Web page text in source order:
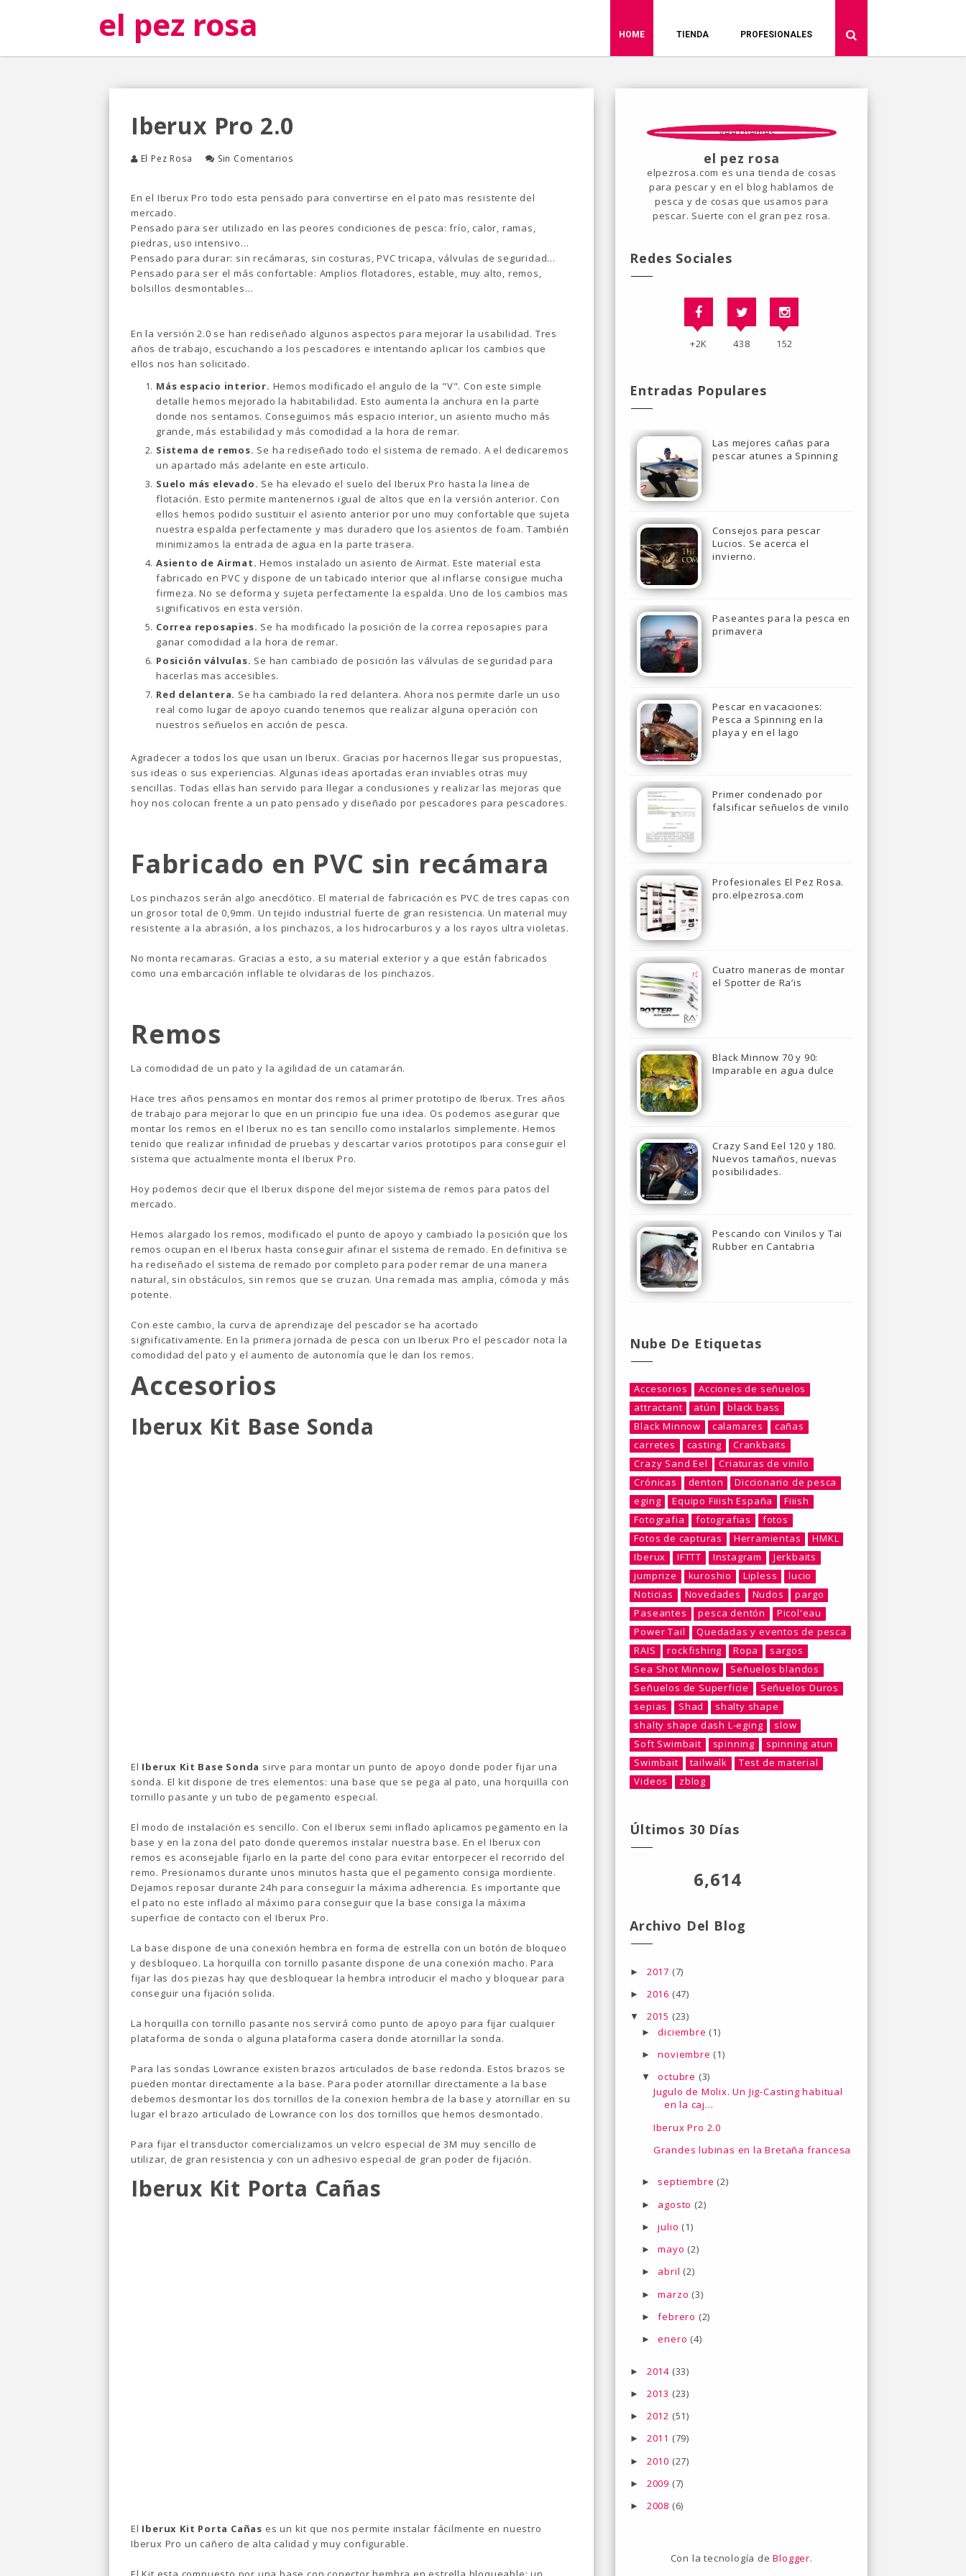
el pez rosa HOME TIENDA PROFESIONALES
Iberux Pro 2.0
El Pez Rosa Sin Comentarios
En el Iberux Pro todo esta pensado para convertirse en el pato mas resistente del
mercado.
Pensado para ser utilizado en las peores condiciones de pesca: frío, calor, ramas,
piedras, uso intensivo…
Pensado para durar: sin recámaras, sin costuras, PVC tricapa, válvulas de seguridad…
Pensado para ser el más confortable: Amplios flotadores, estable, muy alto, remos,
bolsillos desmontables…
En la versión 2.0 se han rediseñado algunos aspectos para mejorar la usabilidad. Tres
años de trabajo, escuchando a los pescadores e intentando aplicar los cambios que
ellos nos han solicitado.
Más espacio interior. Hemos modificado el angulo de la "V". Con este simple
detalle hemos mejorado la habitabilidad. Esto aumenta la anchura en la parte
donde nos sentamos. Conseguimos más espacio interior, un asiento mucho más
grande, más estabilidad y más comodidad a la hora de remar.
Sistema de remos. Se ha rediseñado todo el sistema de remado. A el dedicaremos
un apartado más adelante en este articulo.
Suelo más elevado. Se ha elevado el suelo del Iberux Pro hasta la linea de
flotación. Esto permite mantenernos igual de altos que en la versión anterior. Con
ellos hemos podido sustituir el asiento anterior por uno muy confortable que sujeta
nuestra espalda perfectamente y mas duradero que los asientos de foam. También
minimizamos la entrada de agua en la parte trasera.
Asiento de Airmat. Hemos instalado un asiento de Airmat. Este material esta
fabricado en PVC y dispone de un tabicado interior que al inflarse consigue mucha
firmeza. No se deforma y sujeta perfectamente la espalda. Uno de los cambios mas
significativos en esta versión.
Correa reposapies. Se ha modificado la posición de la correa reposapies para
ganar comodidad a la hora de remar.
Posición válvulas. Se han cambiado de posición las válvulas de seguridad para
hacerlas mas accesibles.
Red delantera. Se ha cambiado la red delantera. Ahora nos permite darle un uso
real como lugar de apoyo cuando tenemos que realizar alguna operación con
nuestros señuelos en acción de pesca.
Agradecer a todos los que usan un Iberux. Gracias por hacernos llegar sus propuestas,
sus ideas o sus experiencias. Algunas ideas aportadas eran inviables otras muy
sencillas. Todas ellas han servido para llegar a conclusiones y realizar las mejoras que
hoy nos colocan frente a un pato pensado y diseñado por pescadores para pescadores.
Fabricado en PVC sin recámara
Los pinchazos serán algo anecdótico. El material de fabricación es PVC de tres capas con
un grosor total de 0,9mm. Un tejido industrial fuerte de gran resistencia. Un material muy
resistente a la abrasión, a los pinchazos, a los hidrocarburos y a los rayos ultra violetas.
No monta recamaras. Gracias a esto, a su material exterior y a que están fabricados
como una embarcación inflable te olvidaras de los pinchazos.
Remos
La comodidad de un pato y la agilidad de un catamarán.
Hace tres años pensamos en montar dos remos al primer prototipo de Iberux. Tres años
de trabajo para mejorar lo que en un principio fue una idea. Os podemos asegurar que
montar los remos en el Iberux no es tan sencillo como instalarlos simplemente. Hemos
tenido que realizar infinidad de pruebas y descartar varios prototipos para conseguir el
sistema que actualmente monta el Iberux Pro.
Hoy podemos decir que el Iberux dispone del mejor sistema de remos para patos del
mercado.
Hemos alargado los remos, modificado el punto de apoyo y cambiado la posición que los
remos ocupan en el Iberux hasta conseguir afinar el sistema de remado. En definitiva se
ha rediseñado el sistema de remado por completo para poder remar de una manera
natural, sin obstáculos, sin remos que se cruzan. Una remada mas amplia, cómoda y más
potente.
Con este cambio, la curva de aprendizaje del pescador se ha acortado
significativamente. En la primera jornada de pesca con un Iberux Pro el pescador nota la
comodidad del pato y el aumento de autonomía que le dan los remos.
Accesorios
Iberux Kit Base Sonda
El Iberux Kit Base Sonda sirve para montar un punto de apoyo donde poder fijar una
sonda. El kit dispone de tres elementos: una base que se pega al pato, una horquilla con
tornillo pasante y un tubo de pegamento especial.
El modo de instalación es sencillo. Con el Iberux semi inflado aplicamos pegamento en la
base y en la zona del pato donde queremos instalar nuestra base. En el Iberux con
remos es aconsejable fijarlo en la parte del cono para evitar entorpecer el recorrido del
remo. Presionamos durante unos minutos hasta que el pegamento consiga mordiente.
Dejamos reposar durante 24h para conseguir la máxima adherencia. Es importante que
el pato no este inflado al máximo para conseguir que la base consiga la máxima
superficie de contacto con el Iberux Pro.
La base dispone de una conexión hembra en forma de estrella con un botón de bloqueo
y desbloqueo. La horquilla con tornillo pasante dispone de una conexión macho. Para
fijar las dos piezas hay que desbloquear la hembra introducir el macho y bloquear para
conseguir una fijación solida.
La horquilla con tornillo pasante nos servirá como punto de apoyo para fijar cualquier
plataforma de sonda o alguna plataforma casera donde atornillar la sonda.
Para las sondas Lowrance existen brazos articulados de base redonda. Estos brazos se
pueden montar directamente a la base. Para poder atornillar directamente a la base
debemos desmontar los dos tornillos de la conexion hembra de la base y atornillar en su
lugar el brazo articulado de Lowrance con los dos tornillos que hemos desmontado.
Para fijar el transductor comercializamos un velcro especial de 3M muy sencillo de
utilizar, de gran resistencia y con un adhesivo especial de gran poder de fijación.
Iberux Kit Porta Cañas
El Iberux Kit Porta Cañas es un kit que nos permite instalar fácilmente en nuestro
Iberux Pro un cañero de alta calidad y muy configurable.
el pez rosa
elpezrosa.com es una tienda de cosas
para pescar y en el blog hablamos de
pesca y de cosas que usamos para
pescar. Suerte con el gran pez rosa.
Redes Sociales
+2K 438 152
Entradas Populares
Las mejores cañas para
pescar atunes a Spinning
Consejos para pescar
Lucios. Se acerca el
invierno.
Paseantes para la pesca en
primavera
Pescar en vacaciones:
Pesca a Spinning en la
playa y en el lago
Primer condenado por
falsificar señuelos de vinilo
Profesionales El Pez Rosa.
pro.elpezrosa.com
Cuatro maneras de montar
el Spotter de Ra’is
Black Minnow 70 y 90:
Imparable en agua dulce
Crazy Sand Eel 120 y 180.
Nuevos tamaños, nuevas
posibilidades.
Pescando con Vinilos y Tai
Rubber en Cantabria
Nube De Etiquetas
Accesorios
Acciones de señuelos
attractant
atún
black bass
Black Minnow
calamares
cañas
carretes
casting
Crankbaits
Crazy Sand Eel
Criaturas de vinilo
Crónicas
denton
Diccionario de pesca
eging
Equipo Fiiish España
Fiiish
Fotografia
fotografias
fotos
Fotos de capturas
Herramientas
HMKL
Iberux
IFTTT Instagram
Jerkbaits
jumprize
kuroshio Lipless
lucio
Noticias
Novedades Nudos
pargo
Paseantes
pesca dentón
Picol'eau
Power Tail
Quedadas y eventos de pesca
RAIS
rockfishing Ropa
sargos
Sea Shot Minnow
Señuelos blandos
Señuelos de Superficie
Señuelos Duros
sepias
Shad
shalty shape
shalty shape dash L-eging
slow
Soft Swimbait
spinning
spinning atun
Swimbait
tailwalk
Test de material
Videos
zblog
Últimos 30 Días
6,614
Archivo Del Blog
► 2017 (7)
► 2016 (47)
▼ 2015 (23)
►diciembre (1)
►noviembre (1)
▼octubre (3)
Jugulo de Molix. Un Jig-Casting habitual
en la caj...
Iberux Pro 2.0
Grandes lubinas en la Bretaña francesa
► septiembre (2)
► agosto (2)
►julio (1)
►mayo (2)
► abril (2)
►marzo (3)
►febrero (2)
►enero (4)
► 2014 (33)
► 2013 (23)
► 2012 (51)
► 2011 (79)
► 2010 (27)
► 2009 (7)
► 2008 (6)
Con la tecnología deBlogger.